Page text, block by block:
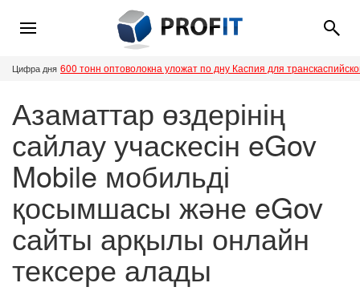
Цифра дня 600 тонн оптоволокна уложат по дну Каспия для
Азаматтар өздерінің
сайлау учаскесін eGov
Mobile мобильді
қосымшасы және eGov
сайты арқылы онлайн
тексере алады